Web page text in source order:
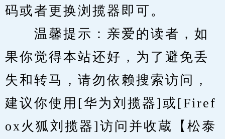
码或者更换浏揽器即可。
温馨提示：亲爱的读者，如
果你觉得本站还好，为了避免丢
失和转马，请勿依赖搜索访问，
建议你使用[华为刘揽器]或[Firef
ox火狐刘揽器]访问并收蔵【松泰